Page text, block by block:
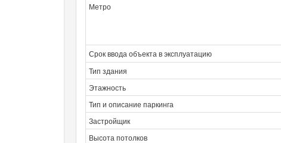
Метро
Срок ввода объекта в эксплуатацию
Тип здания
Этажность
Тип и описание паркинга
Застройщик
Высота потолков